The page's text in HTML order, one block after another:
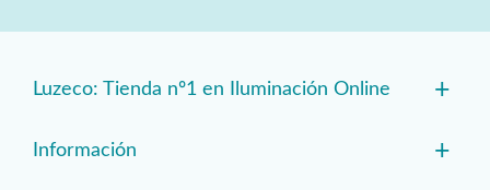
Luzeco: Tienda nº1 en Iluminación Online +
Información +